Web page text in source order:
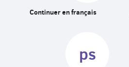
Continuer en français
ps